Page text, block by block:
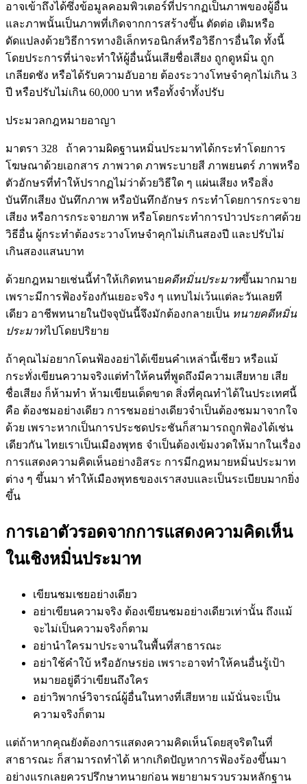
อาจเข้าถึงได้ซึ่งข้อมูลคอมพิวเตอร์ที่ปรากฏเป็นภาพของผู้อื่น
และภาพนั้นเป็นภาพที่เกิดจากการสร้างขึ้น ตัดต่อ เติมหรือ
ดัดแปลงด้วยวิธีการทางอิเล็กทรอนิกส์หรือวิธีการอื่นใด ทั้งนี้
โดยประการที่น่าจะทำให้ผู้อื่นนั้นเสียชื่อเสียง ถูกดูหมิ่น ถูก
เกลียดชัง หรือได้รับความอับอาย ต้องระวางโทษจำคุกไม่เกิน 3
ปี หรือปรับไม่เกิน 60,000 บาท หรือทั้งจำทั้งปรับ
ประมวลกฎหมายอาญา
มาตรา 328 ถ้าความผิดฐานหมิ่นประมาทได้กระทำโดยการ
โฆษณาด้วยเอกสาร ภาพวาด ภาพระบายสี ภาพยนตร์ ภาพหรือ
ตัวอักษรที่ทำให้ปรากฏไม่ว่าด้วยวิธีใด ๆ แผ่นเสียง หรือสิ่ง
บันทึกเสียง บันทึกภาพ หรือบันทึกอักษร กระทำโดยการกระจาย
เสียง หรือการกระจายภาพ หรือโดยกระทำการป่าวประกาศด้วย
วิธีอื่น ผู้กระทำต้องระวางโทษจำคุกไม่เกินสองปี และปรับไม่
เกินสองแสนบาท
ด้วยกฎหมายเช่นนี้ทำให้เกิดทนายคดีหมิ่นประมาทขึ้นมากมาย
เพราะมีการฟ้องร้องกันเยอะจริง ๆ แทบไม่เว้นแต่ละวันเลยที
เดียว อาชีพทนายในปัจจุบันนี้จึงมักต้องกลายเป็น ทนายคดีหมิ่น
ประมาทไปโดยปริยาย
ถ้าคุณไม่อยากโดนฟ้องอย่าได้เขียนคำเหล่านี้เชียว หรือแม้
กระทั่งเขียนความจริงแต่ทำให้คนที่พูดถึงมีความเสียหาย เสีย
ชื่อเสียง ก็ห้ามทำ ห้ามเขียนเด็ดขาด สิ่งที่คุณทำได้ในประเทศนี้
คือ ต้องชมอย่างเดียว การชมอย่างเดียวจำเป็นต้องชมมาจากใจ
ด้วย เพราะหากเป็นการประชดประชันก็สามารถถูกฟ้องได้เช่น
เดียวกัน ไทยเราเป็นเมืองพุทธ จำเป็นต้องเข้มงวดให้มากในเรื่อง
การแสดงความคิดเห็นอย่างอิสระ การมีกฎหมายหมิ่นประมาท
ต่าง ๆ ขึ้นมา ทำให้เมืองพุทธของเราสงบและเป็นระเบียบมากยิ่ง
ขึ้น
การเอาตัวรอดจากการแสดงความคิดเห็น
ในเชิงหมิ่นประมาท
เขียนชมเชยอย่างเดียว
อย่าเขียนความจริง ต้องเขียนชมอย่างเดียวเท่านั้น ถึงแม้
จะไม่เป็นความจริงก็ตาม
อย่านำใครมาประจานในพื้นที่สาธารณะ
อย่าใช้คำใบ้ หรืออักษรย่อ เพราะอาจทำให้คนอื่นรู้เป้า
หมายอยู่ดีว่าเขียนถึงใคร
อย่าวิพากษ์วิจารณ์ผู้อื่นในทางที่เสียหาย แม้นั่นจะเป็น
ความจริงก็ตาม
แต่ถ้าหากคุณยังต้องการแสดงความคิดเห็นโดยสุจริตในที่
สาธารณะ ก็สามารถทำได้ หากเกิดปัญหาการฟ้องร้องขึ้นมา
อย่างแรกเลยควรปรึกษาทนายก่อน พยายามรวบรวมหลักฐาน